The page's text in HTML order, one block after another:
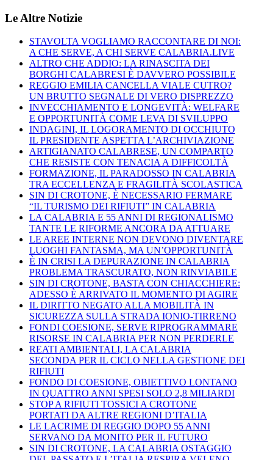
Le Altre Notizie
STAVOLTA VOGLIAMO RACCONTARE DI NOI:
A CHE SERVE, A CHI SERVE CALABRIA.LIVE
ALTRO CHE ADDIO: LA RINASCITA DEI
BORGHI CALABRESI È DAVVERO POSSIBILE
REGGIO EMILIA CANCELLA VIALE CUTRO?
UN BRUTTO SEGNALE DI VERO DISPREZZO
INVECCHIAMENTO E LONGEVITÀ: WELFARE
E OPPORTUNITÀ COME LEVA DI SVILUPPO
INDAGINI, IL LOGORAMENTO DI OCCHIUTO
IL PRESIDENTE ASPETTA L’ARCHIVIAZIONE
ARTIGIANATO CALABRESE, UN COMPARTO
CHE RESISTE CON TENACIA A DIFFICOLTÀ
FORMAZIONE, IL PARADOSSO IN CALABRIA
TRA ECCELLENZA E FRAGILITÀ SCOLASTICA
SIN DI CROTONE, È NECESSARIO FERMARE
“IL TURISMO DEI RIFIUTI” IN CALABRIA
LA CALABRIA E 55 ANNI DI REGIONALISMO
TANTE LE RIFORME ANCORA DA ATTUARE
LE AREE INTERNE NON DEVONO DIVENTARE
LUOGHI FANTASMA, MA UN’OPPORTUNITÀ
È IN CRISI LA DEPURAZIONE IN CALABRIA
PROBLEMA TRASCURATO, NON RINVIABILE
SIN DI CROTONE, BASTA CON CHIACCHIERE:
ADESSO È ARRIVATO IL MOMENTO DI AGIRE
IL DIRITTO NEGATO ALLA MOBILITÀ IN
SICUREZZA SULLA STRADA IONIO-TIRRENO
FONDI COESIONE, SERVE RIPROGRAMMARE
RISORSE IN CALABRIA PER NON PERDERLE
REATI AMBIENTALI, LA CALABRIA
SECONDA PER IL CICLO NELLA GESTIONE DEI
RIFIUTI
FONDO DI COESIONE, OBIETTIVO LONTANO
IN QUATTRO ANNI SPESI SOLO 2,8 MILIARDI
STOP A RIFIUTI TOSSICI A CROTONE
PORTATI DA ALTRE REGIONI D’ITALIA
LE LACRIME DI REGGIO DOPO 55 ANNI
SERVANO DA MONITO PER IL FUTURO
SIN DI CROTONE, LA CALABRIA OSTAGGIO